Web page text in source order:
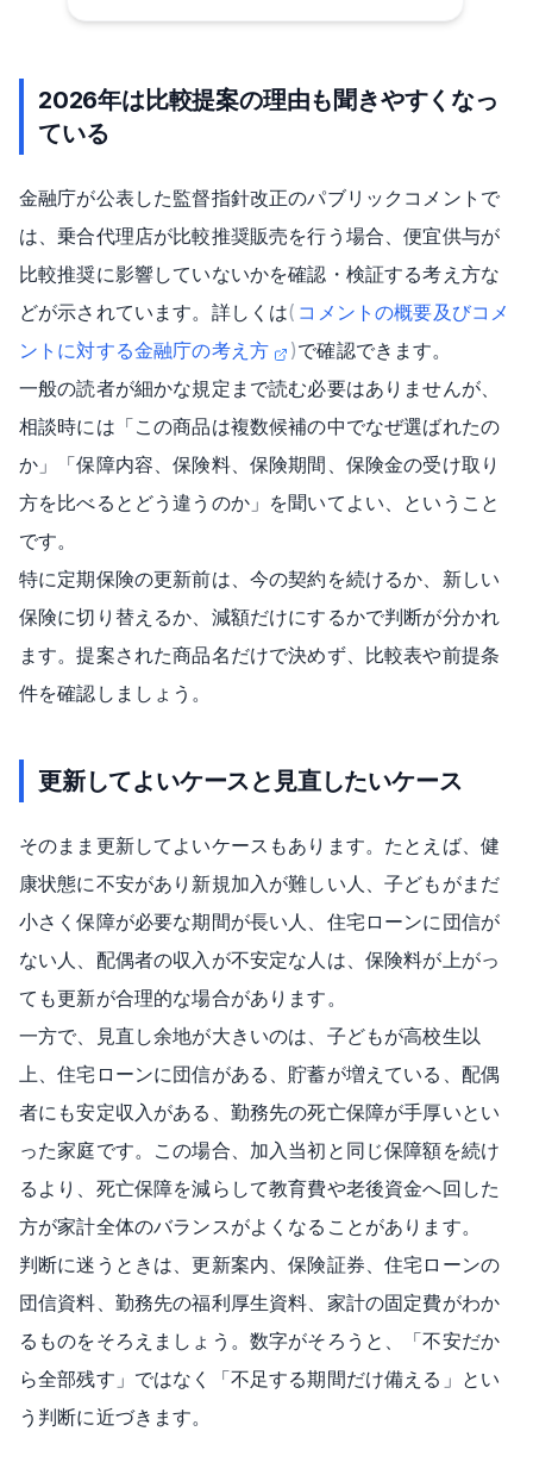
2026年は比較提案の理由も聞きやすくなっ
ている
金融庁が公表した監督指針改正のパブリックコメントで
は、乗合代理店が比較推奨販売を行う場合、便宜供与が
比較推奨に影響していないかを確認・検証する考え方な
どが示されています。詳しくは( コメントの概要及びコメ
ントに対する金融庁の考え方
)で確認できます。
一般の読者が細かな規定まで読む必要はありませんが、
相談時には「この商品は複数候補の中でなぜ選ばれたの
か」「保障内容、保険料、保険期間、保険金の受け取り
方を比べるとどう違うのか」を聞いてよい、ということ
です。
特に定期保険の更新前は、今の契約を続けるか、新しい
保険に切り替えるか、減額だけにするかで判断が分かれ
ます。提案された商品名だけで決めず、比較表や前提条
件を確認しましょう。
更新してよいケースと見直したいケース
そのまま更新してよいケースもあります。たとえば、健
康状態に不安があり新規加入が難しい人、子どもがまだ
小さく保障が必要な期間が長い人、住宅ローンに団信が
ない人、配偶者の収入が不安定な人は、保険料が上がっ
ても更新が合理的な場合があります。
一方で、見直し余地が大きいのは、子どもが高校生以
上、住宅ローンに団信がある、貯蓄が増えている、配偶
者にも安定収入がある、勤務先の死亡保障が手厚いとい
った家庭です。この場合、加入当初と同じ保障額を続け
るより、死亡保障を減らして教育費や老後資金へ回した
方が家計全体のバランスがよくなることがあります。
判断に迷うときは、更新案内、保険証券、住宅ローンの
団信資料、勤務先の福利厚生資料、家計の固定費がわか
るものをそろえましょう。数字がそろうと、「不安だか
ら全部残す」ではなく「不足する期間だけ備える」とい
う判断に近づきます。